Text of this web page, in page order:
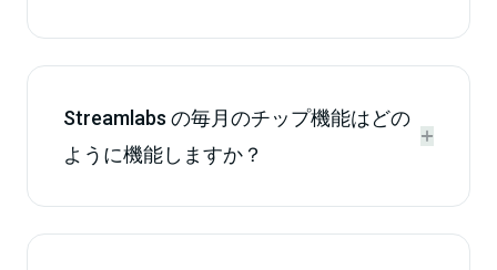
Streamlabs の毎月のチップ機能はどの
ように機能しますか？

